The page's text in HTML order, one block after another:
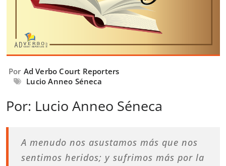
Por Ad Verbo Court Reporters
Lucio Anneo Séneca
Por: Lucio Anneo Séneca
A menudo nos asustamos más que nos
sentimos heridos; y sufrimos más por la